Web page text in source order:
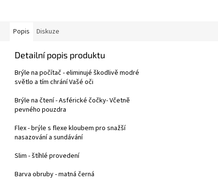
Popis Diskuze
Detailní popis produktu
Brýle na počítač - eliminujé škodlivě modré
světlo a tím chrání Vašé oči
Brýle na čtení - Asférické čočky- Včetně
pevného pouzdra
Flex - brýle s flexe kloubem pro snažší
nasazování a sundávání
Slim - štíhlé provedení
Barva obruby - matná černá